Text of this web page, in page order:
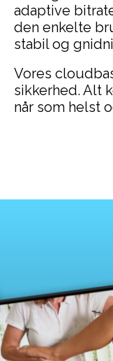
adaptive
den enkelte
stabil og
Vores
sikkerhed. Alt
når som helst